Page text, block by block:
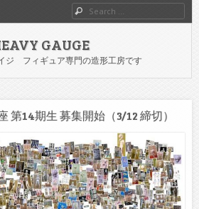
Search
GAUGE
ジ フィギュア専門の造形工房です
第14期生 募集開始（3/12 締切）